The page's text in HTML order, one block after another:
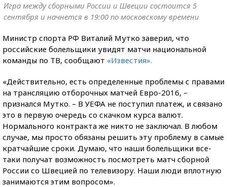
Игра между сборными России и Швеции состоится 5
сентября и начнется в 19:00 по московскому времени
Министр спорта РФ Виталий Мутко заверил, что
российские болельщики увидят матчи национальной
команды по ТВ, сообщают «Известия».
«Действительно, есть определенные проблемы с правами
на трансляцию отборочных матчей Евро-2016, –
признался Мутко. – В УЕФА не поступил платеж, и связано
это в первую очередь со скачком курса валют.
Нормального контракта же никто не заключал. В любом
случае, мы просто обязаны решить эту проблему в самые
кратчайшие сроки. Думаю, что наши болельщики все-
таки получат возможность посмотреть матч сборной
России со Швецией по телевизору. Наши люди вплотную
занимаются этим вопросом».